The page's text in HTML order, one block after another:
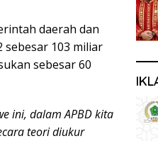
daerah dan
sebesar 103 miliar
sebesar 60
ini, dalam APBD kita
teori diukur